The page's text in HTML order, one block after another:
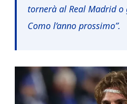
tornerà al Real Madrid o
Como l’anno prossimo”.